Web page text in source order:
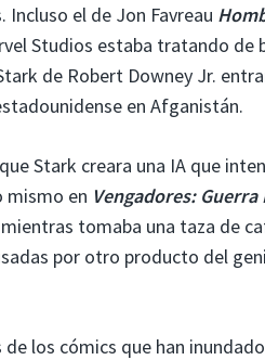
el de Jon Favreau
Studios estaba tratando de
de Robert Downey Jr.
en Afganistán.
Stark creara una IA que
mismo en Vengadores:
tomaba una taza de
por otro producto del
los cómics que han